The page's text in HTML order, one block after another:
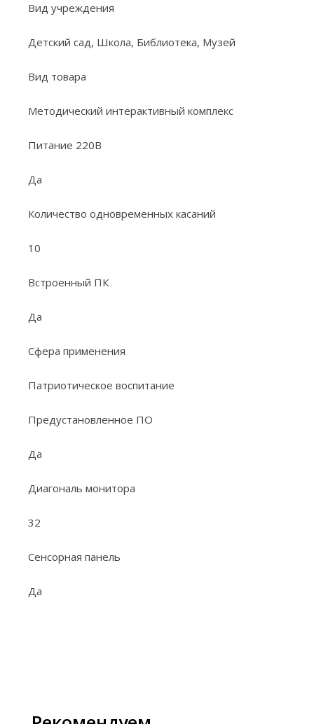
Вид учреждения
Детский сад, Школа, Библиотека, Музей
Вид товара
Методический интерактивный комплекс
Питание 220В
Да
Количество одновременных касаний
10
Встроенный ПК
Да
Сфера применения
Патриотическое воспитание
Предустановленное ПО
Да
Диагональ монитора
32
Сенсорная панель
Да